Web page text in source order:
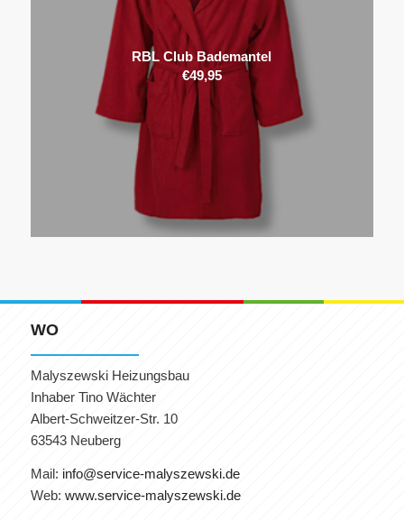
RBL Club Bademantel
€49,95
WO
Malyszewski Heizungsbau
Inhaber Tino Wächter
Albert-Schweitzer-Str. 10
63543 Neuberg
Mail: info@service-malyszewski.de
Web: www.service-malyszewski.de